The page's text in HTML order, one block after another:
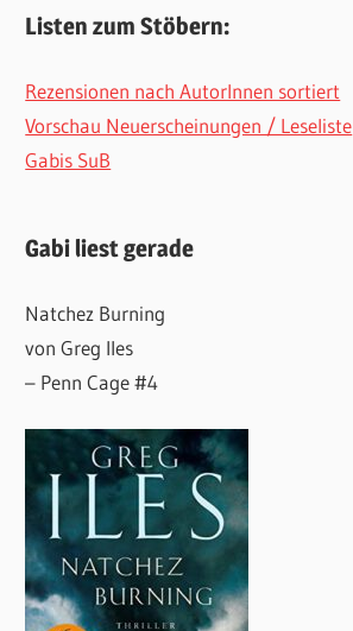
Listen zum Stöbern:
Rezensionen nach AutorInnen sortiert
Vorschau Neuerscheinungen / Leseliste
Gabis SuB
Gabi liest gerade
Natchez Burning
von Greg Iles
– Penn Cage #4